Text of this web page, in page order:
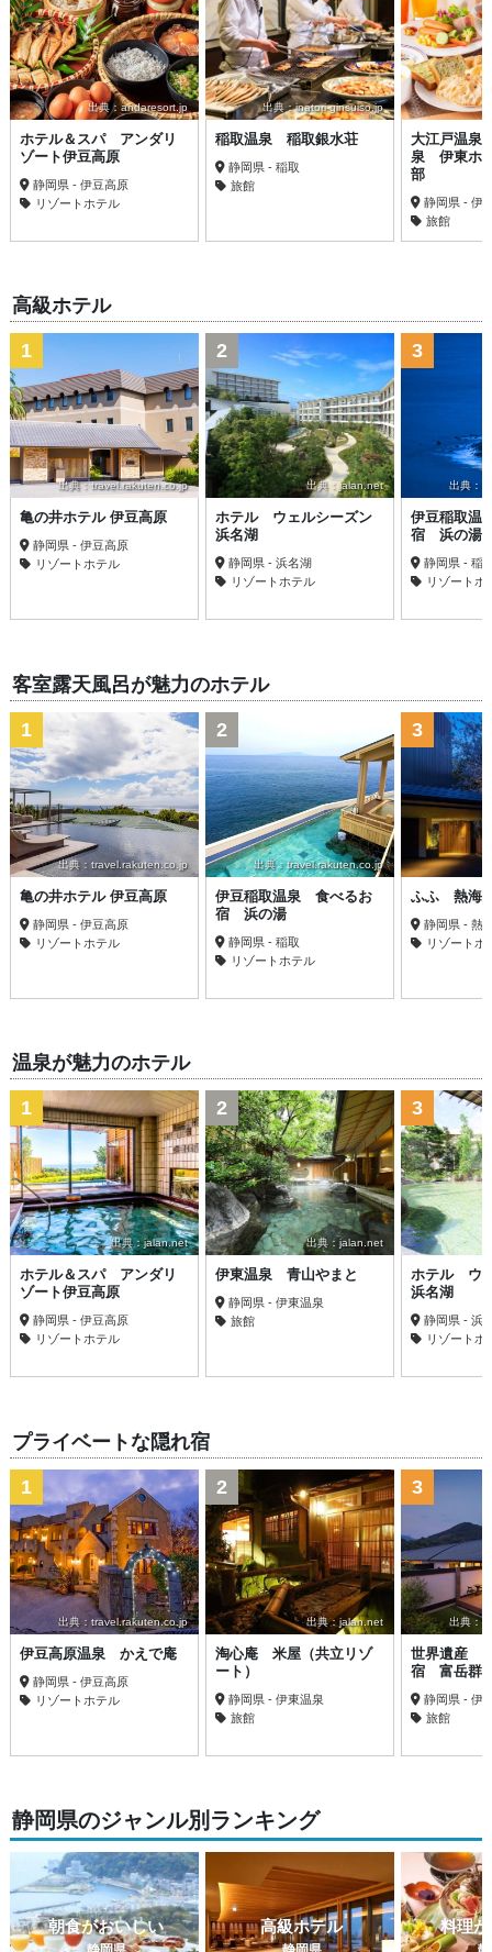
出典：andaresort.jp
ホテル＆スパ アンダリ
ゾート伊豆高原
静岡県 - 伊豆高原
リゾートホテル
出典：inatori-ginsuiso.jp
稲取温泉 稲取銀水荘
静岡県 - 稲取
旅館
大江戸温泉
泉 伊東ホ
部
静岡県 - 伊
旅館
高級ホテル
出典：travel.rakuten.co.jp
1
亀の井ホテル 伊豆高原
静岡県 - 伊豆高原
リゾートホテル
出典：jalan.net
2
ホテル ウェルシーズン
浜名湖
静岡県 - 浜名湖
リゾートホテル
出典：
3
伊豆稲取温
宿 浜の湯
静岡県 - 稲
リゾートホ
客室露天風呂が魅力のホテル
出典：travel.rakuten.co.jp
1
亀の井ホテル 伊豆高原
静岡県 - 伊豆高原
リゾートホテル
出典：travel.rakuten.co.jp
2
伊豆稲取温泉 食べるお
宿 浜の湯
静岡県 - 稲取
リゾートホテル
3
ふふ 熱海
静岡県 - 熱
リゾートホ
温泉が魅力のホテル
出典：jalan.net
1
ホテル＆スパ アンダリ
ゾート伊豆高原
静岡県 - 伊豆高原
リゾートホテル
出典：jalan.net
2
伊東温泉 青山やまと
静岡県 - 伊東温泉
旅館
3
ホテル ウ
浜名湖
静岡県 - 浜
リゾートホ
プライベートな隠れ宿
出典：travel.rakuten.co.jp
1
伊豆高原温泉 かえで庵
静岡県 - 伊豆高原
リゾートホテル
出典：jalan.net
2
淘心庵 米屋（共立リゾ
ート）
静岡県 - 伊東温泉
旅館
出典：
3
世界遺産
宿 富岳群
静岡県 - 伊
旅館
静岡県のジャンル別ランキング
朝食がおいしい
静岡県
高級ホテル
静岡県
料理